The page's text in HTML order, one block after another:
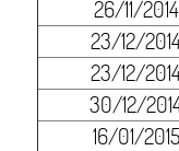
26/11/2014
23/12/
23/12/
30/12/
16/01/2015